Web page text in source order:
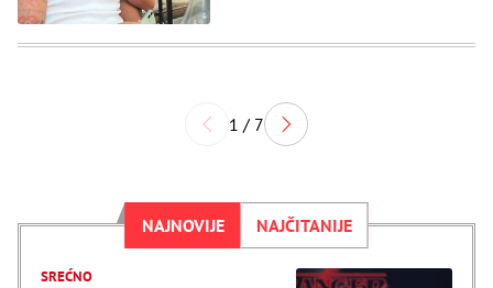
1 / 7
NAJNOVIJE NAJČITANIJE
SREĆNO